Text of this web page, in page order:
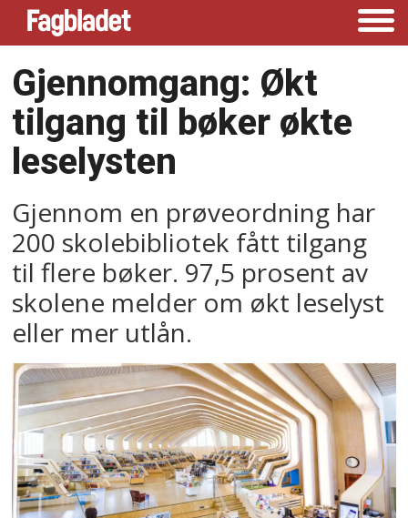
Gjennomgang: Økt
tilgang til bøker økte
leselysten
Gjennom en prøveordning har
200 skolebibliotek fått tilgang
til flere bøker. 97,5 prosent av
skolene melder om økt leselyst
eller mer utlån.